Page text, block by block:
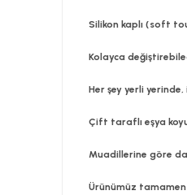
Silikon kaplı (soft
Kolayca
Her şey yerli
Çift taraflı eşya
Muadillerine göre
Ürünümüz tamamen